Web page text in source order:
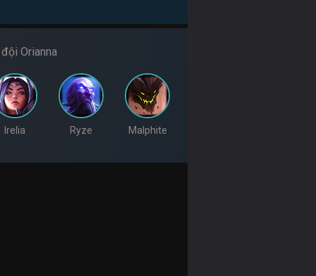
Orianna
Irelia Ryze Malphite